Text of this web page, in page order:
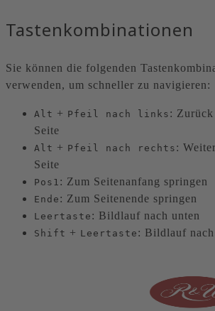
Tastenkombinationen
Sie können die folgenden
verwenden, um schneller zu navigieren:
Alt + Pfeil nach links :
Seite
Alt + Pfeil nach rechts :
Seite
Pos1 : Zum Seitenanfang springen
Ende : Zum Seitenende springen
Leertaste : Bildlauf nach unten
Shift + Leertaste : Bildlauf nach